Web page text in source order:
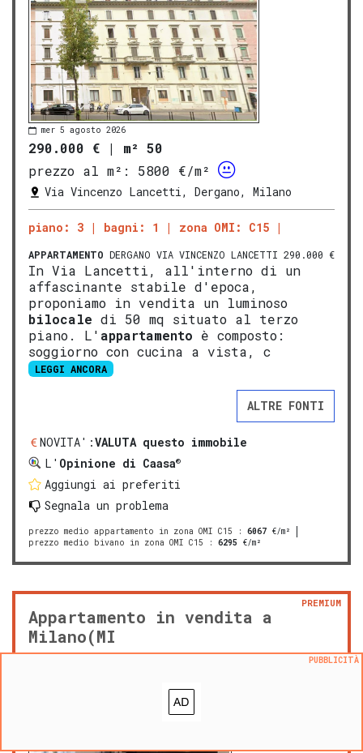
mer 5 agosto 2026
290.000 € | m² 50
prezzo al m²:
5800 €/m²
Via Vincenzo Lancetti, Dergano, Milano
piano: 3 bagni: 1 zona OMI: C15
APPARTAMENTO DERGANO VIA VINCENZO LANCETTI 290.000 €
In Via Lancetti, all'interno di un
affascinante stabile d'epoca,
proponiamo in vendita un luminoso
bilocale di 50 mq situato al terzo
piano. L' appartamento è composto:
soggiorno con cucina a vista, c
LEGGI ANCORA
ALTRE FONTI
NOVITA':VALUTA questo immobile
L' Opinione di Caasa®
Aggiungi ai preferiti
Segnala un problema
prezzo medio appartamento in zona OMI C15 : 6067 €/m²
prezzo medio bivano in zona OMI C15 : 6295 €/m²
Appartamento in vendita a
Milano(MI
PREMIUM
PUBBLICITÀ